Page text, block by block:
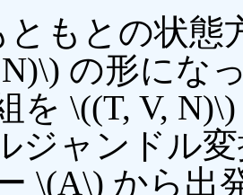
ともとの状態
N)\) の形にな
を \((T, V,
ジャンドル
\(A\) から出